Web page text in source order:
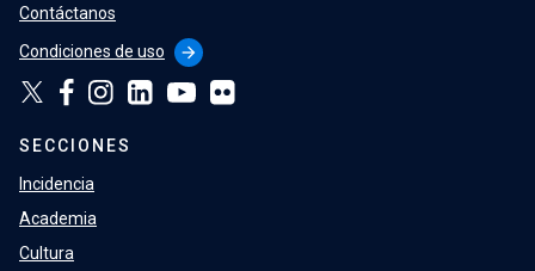
Contáctanos
Condiciones de uso
arrow_forward
SECCIONES
Incidencia
Academia
Cultura